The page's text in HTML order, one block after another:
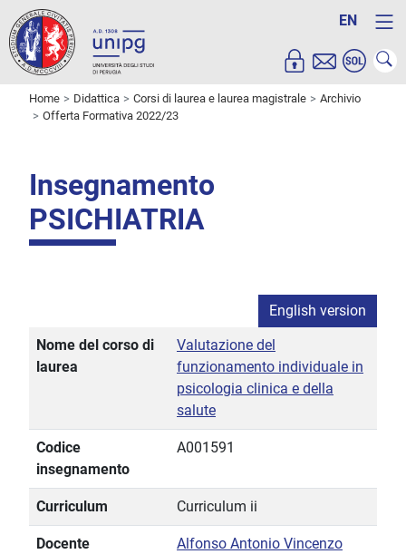
EN
Home Didattica Corsi di laurea e laurea magistrale
Archivio
Offerta Formativa 2022/23
Insegnamento
PSICHIATRIA
English version
Nome del corso di
laurea
Valutazione del
funzionamento individuale in
psicologia clinica e della
salute
Codice
insegnamento
A001591
Curriculum Curriculum ii
Docente
Alfonso Antonio Vincenzo